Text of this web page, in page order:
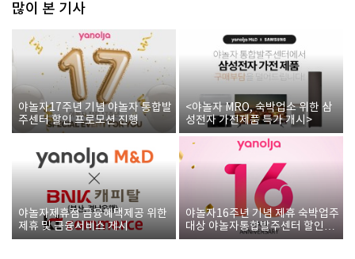
많이 본 기사
야놀자17주년 기념 야놀자 통합발
주센터 할인 프로모션 진행
<야놀자 MRO, 숙박업소 위한 삼
성전자 가전제품 특가 개시>
야놀자제휴점 금융혜택제공 위한
제휴 및 금융서비스 게시
야놀자16주년 기념 제휴 숙박업주
대상 야놀자통합발주센터 할인쿠
폰 증정